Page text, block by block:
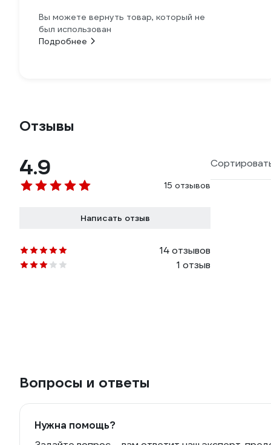
Вы можете вернуть товар, который не
был использован
Подробнее
Отзывы
4.9
15 отзывов
Написать отзыв
14 отзывов
1 отзыв
Вопросы и ответы
Нужна помощь?